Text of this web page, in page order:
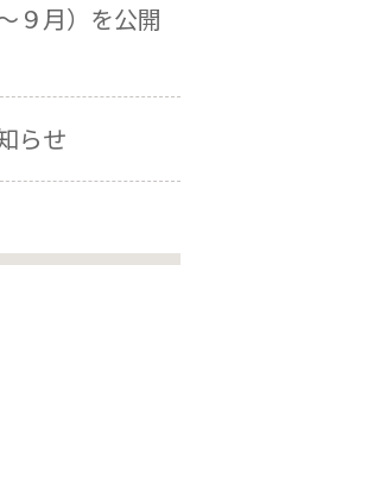
９月）を公開
らせ